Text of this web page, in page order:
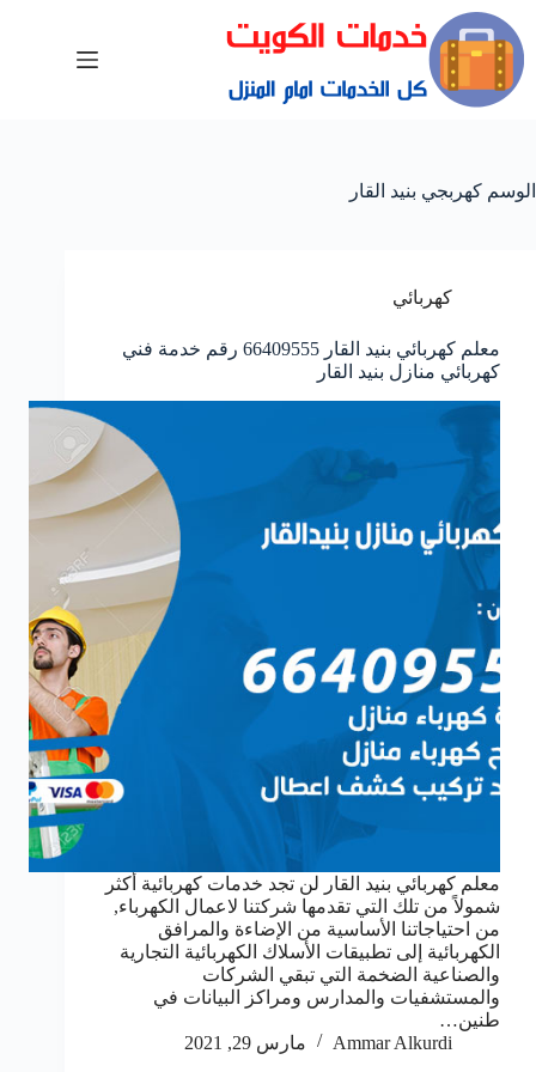
الوسم كهربجي بنيد القار
كهربائي
معلم كهربائي بنيد القار 66409555 رقم خدمة فني
كهربائي منازل بنيد القار
معلم كهربائي بنيد القار لن تجد خدمات كهربائية أكثر
شمولاً من تلك التي تقدمها شركتنا لاعمال الكهرباء,
من احتياجاتنا الأساسية من الإضاءة والمرافق
الكهربائية إلى تطبيقات الأسلاك الكهربائية التجارية
والصناعية الضخمة التي تبقي الشركات
والمستشفيات والمدارس ومراكز البيانات في
طنين…
Ammar Alkurdi
مارس 29, 2021